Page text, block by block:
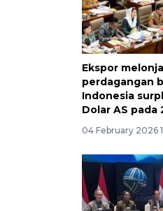
Ekspor
perdagangan
Indonesia
Dolar AS pada
04 February 2026